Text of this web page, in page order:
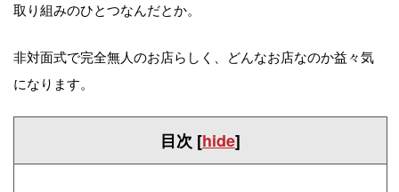
取り組みのひとつなんだとか。
非対面式で完全無人のお店らしく、どんなお店なのか益々気
になります。
目次 [hide]